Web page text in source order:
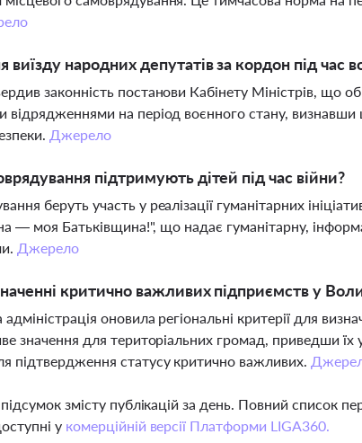
народних депутатів за кордон під час
законність постанови Кабінету Міністрів, що
відрядженнями на період воєнного стану,
Джерело
підтримують дітей під час війни?
беруть участь у реалізації гуманітарних
— моя Батьківщина!", що надає гуманітарну,
Джерело
критично важливих підприємств у
оновила регіональні критерії для
значення для територіальних громад, приведши їх
підтвердження статусу критично важливих.
змісту публікацій за день. Повний список
у комерційній версії Платформи LIGA360.